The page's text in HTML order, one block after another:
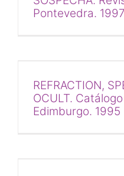
Pontevedra. 1997
REFRACTION,
OCULT.
Edimburgo. 1995